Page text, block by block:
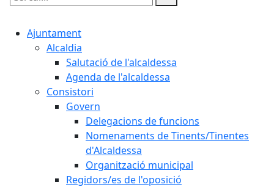
Cercar:
Ajuntament
Alcaldia
Salutació de l'alcaldessa
Agenda de l'alcaldessa
Consistori
Govern
Delegacions de funcions
Nomenaments de Tinents/Tinentes
d'Alcaldessa
Organització municipal
Regidors/es de l'oposició